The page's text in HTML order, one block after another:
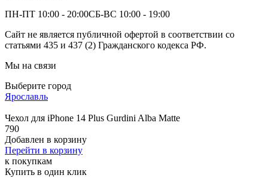
ПН-ПТ 10:00 - 20:00СБ-ВС 10:00 - 19:00
Сайт не является публичной офертой в соответствии со
статьями 435 и 437 (2) Гражданского кодекса РФ.
Мы на связи
Выберите город
Ярославль
Чехол для iPhone 14 Plus Gurdini Alba Matte
790
Добавлен в корзину
Перейти в корзину
к покупкам
Купить в один клик